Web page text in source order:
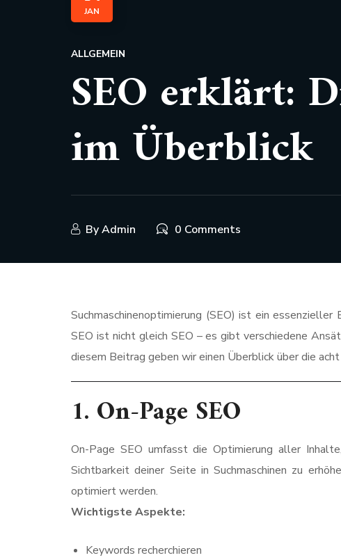
JAN
ALLGEMEIN
SEO erklärt:
im Überblick
ByAdmin 0 Comments
Suchmaschinenoptimierung (SEO) ist ein
SEO ist nicht gleich SEO –es gibt verschiedene
diesem Beitrag geben wir einen Überblick über die
1. On-Page SEO
On-Page SEO umfasst die Optimierung aller
Sichtbarkeit deiner Seite in Suchmaschinen zu
optimiert werden.
Wichtigste Aspekte:
Keywords recherchieren